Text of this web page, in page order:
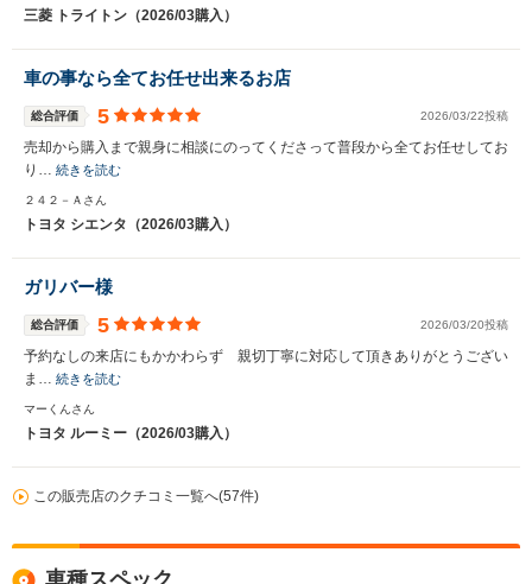
三菱 トライトン（2026/03購入）
車の事なら全てお任せ出来るお店
総合評価 5 2026/03/22投稿
売却から購入まで親身に相談にのってくださって普段から全てお任せしてお
り… 続きを読む
２４２－Ａさん
トヨタ シエンタ（2026/03購入）
ガリバー様
総合評価 5 2026/03/20投稿
予約なしの来店にもかかわらず 親切丁寧に対応して頂きありがとうござい
ま… 続きを読む
マーくんさん
トヨタ ルーミー（2026/03購入）
この販売店のクチコミ一覧へ(57件)
車種スペック